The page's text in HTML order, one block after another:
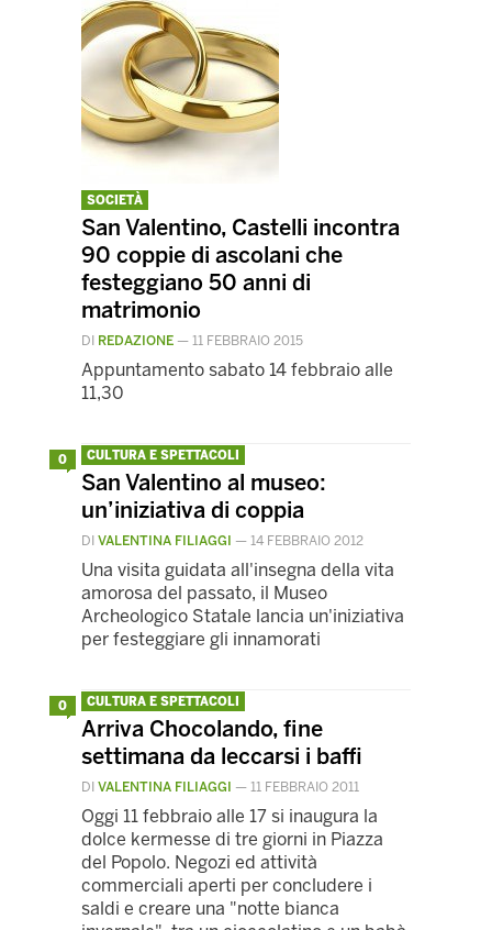
SOCIETÀ
San Valentino, Castelli incontra
90 coppie di ascolani che
festeggiano 50 anni di
matrimonio
DI REDAZIONE — 11 FEBBRAIO 2015
Appuntamento sabato 14 febbraio alle
11,30
0 CULTURA E SPETTACOLI
San Valentino al museo:
un’iniziativa di coppia
DI VALENTINA FILIAGGI — 14 FEBBRAIO 2012
Una visita guidata all'insegna della vita
amorosa del passato, il Museo
Archeologico Statale lancia un'iniziativa
per festeggiare gli innamorati
0 CULTURA E SPETTACOLI
Arriva Chocolando, fine
settimana da leccarsi i baffi
DI VALENTINA FILIAGGI — 11 FEBBRAIO 2011
Oggi 11 febbraio alle 17 si inaugura la
dolce kermesse di tre giorni in Piazza
del Popolo. Negozi ed attività
commerciali aperti per concludere i
saldi e creare una "notte bianca